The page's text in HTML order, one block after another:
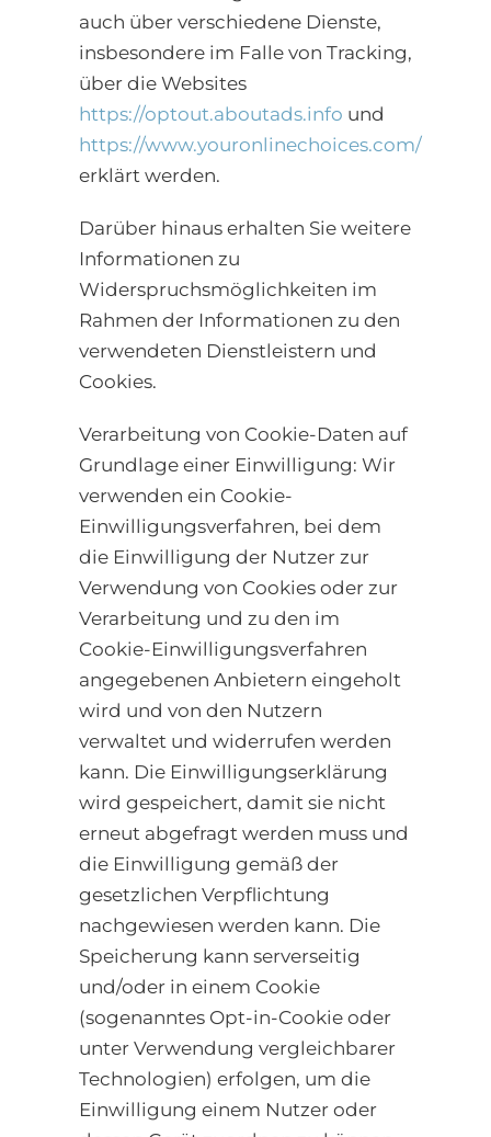
auch über verschiedene Dienste,
insbesondere im Falle von Tracking,
über die Websites
https://optout.aboutads.info und
https://www.youronlinechoices.com/
erklärt werden.
Darüber hinaus erhalten Sie weitere
Informationen zu
Widerspruchsmöglichkeiten im
Rahmen der Informationen zu den
verwendeten Dienstleistern und
Cookies.
Verarbeitung von Cookie-Daten auf
Grundlage einer Einwilligung: Wir
verwenden ein Cookie-
Einwilligungsverfahren, bei dem
die Einwilligung der Nutzer zur
Verwendung von Cookies oder zur
Verarbeitung und zu den im
Cookie-Einwilligungsverfahren
angegebenen Anbietern eingeholt
wird und von den Nutzern
verwaltet und widerrufen werden
kann. Die Einwilligungserklärung
wird gespeichert, damit sie nicht
erneut abgefragt werden muss und
die Einwilligung gemäß der
gesetzlichen Verpflichtung
nachgewiesen werden kann. Die
Speicherung kann serverseitig
und/oder in einem Cookie
(sogenanntes Opt-in-Cookie oder
unter Verwendung vergleichbarer
Technologien) erfolgen, um die
Einwilligung einem Nutzer oder